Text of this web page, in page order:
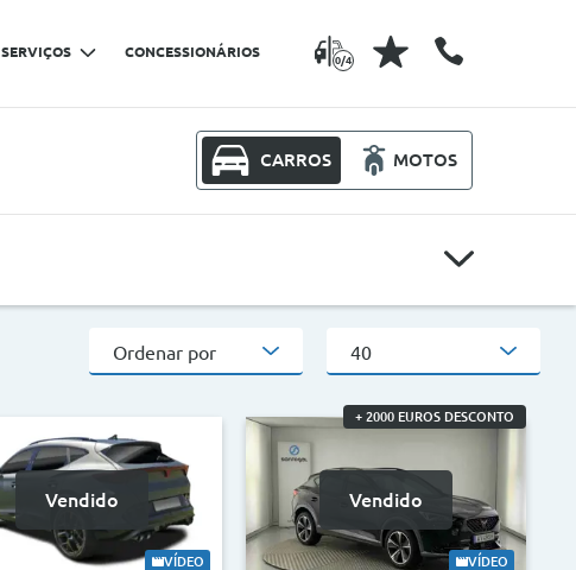
0/4
SERVIÇOS CONCESSIONÁRIOS
MOTOS
CARROS
Modelos
>
270.000km
CO2
< >
0g/km 300g/km
Ordenar por 40
Vendido
VÍDEO
+ 2000 EUROS DESCONTO
Vendido
VÍDEO